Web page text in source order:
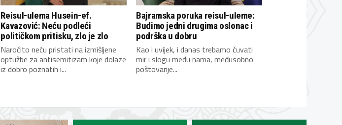
Reisul-ulema Husein-ef.
Kavazović: Neću podleći
političkom pritisku, zlo je zlo
Naročito neću pristati na izmišljene
optužbe za antisemitizam koje dolaze
iz dobro poznatih i...
Bajramska poruka reisul-uleme:
Budimo jedni drugima oslonac i
podrška u dobru
Kao i uvijek, i danas trebamo čuvati
mir i slogu među nama, međusobno
poštovanje...